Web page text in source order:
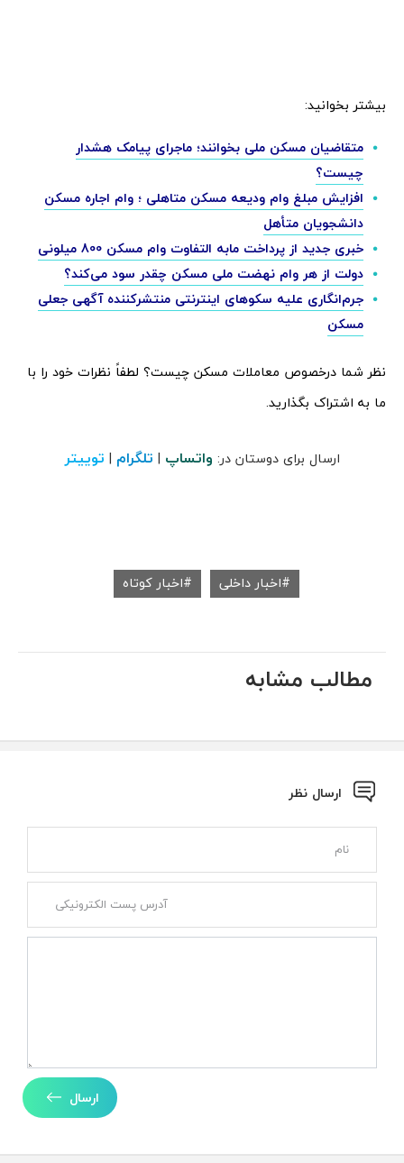
بیشتر بخوانید:
متقاضیان مسکن ملی بخوانند؛ ماجرای پیامک هشدار
چیست؟
افزایش مبلغ وام ودیعه مسکن متاهلی ؛ وام اجاره مسکن
دانشجویان متأهل
خبری جدید از پرداخت مابه التفاوت وام مسکن 800 میلونی
دولت از هر وام نهضت ملی مسکن چقدر سود می‌کند؟
جرم‌انگاری علیه سکوهای اینترنتی منتشرکننده آگهی جعلی
مسکن
نظر شما درخصوص معاملات مسکن چیست؟ لطفاً نظرات خود را با
ما به اشتراک بگذارید.
ارسال برای دوستان در: واتساپ | تلگرام | توییتر
اخبار داخلی اخبار کوتاه
مطالب مشابه
ارسال نظر
ارسال